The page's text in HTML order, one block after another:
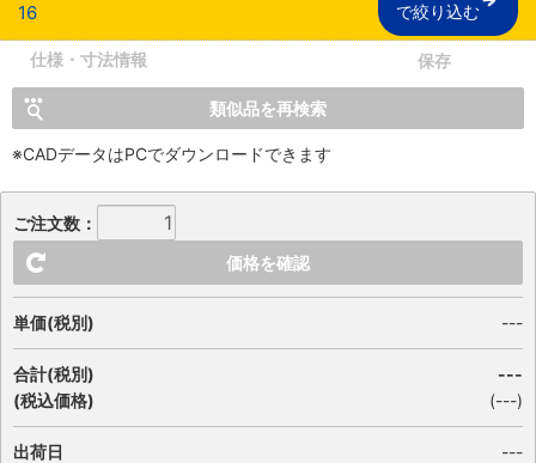
16
で絞り込む
仕様・寸法情報 保存
類似品を再検索
※CADデータはPCでダウンロードできます
ご注文数：
価格を確認
単価(税別) ---
合計(税別)
(税込価格)
---
(---)
出荷日
---